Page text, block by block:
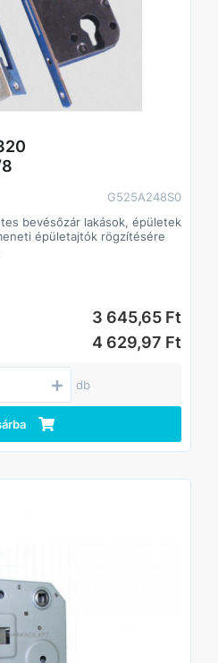
G525A248S0
246-07.
gyűrűt a csapdaszárról
nyomva megfordítjuk.
a perem csapdanyílásán
3 645,65 Ft
4 629,97 Ft
db